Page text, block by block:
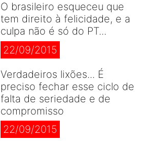
O brasileiro esqueceu que
tem direito à felicidade, e a
culpa não é só do PT...
22/09/2015
Verdadeiros lixões... É
preciso fechar esse ciclo de
falta de seriedade e de
compromisso
22/09/2015